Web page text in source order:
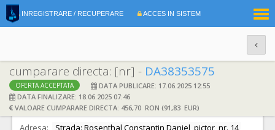
INREGISTRARE / RECUPERARE ACCES IN SISTEM
cumparare directa: [nr] - DA38353575
OFERTA ACCEPTATA
DATA PUBLICARE: 17.06.2025 12:55
DATA FINALIZARE: 18.06.2025 07:46
VALOARE CUMPARARE DIRECTA: 456,70 RON (91,83 EUR)
DATE IDENTIFICARE OFERTANT
Ofertant: S.C. FARMEXIM S.A. S.A. CIF: 335278
Adresa:
Strada: Rosenthal Constantin Daniel, pictor, nr. 14,